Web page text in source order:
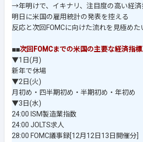
→年明けで、イキナリ、注目度の高い経済
明日に米国の雇用統計の発表を控える
反応と次回FOMCに向けた流れを見極めた
■■次回FOMCまでの米国の主要な経済指
▼1日(月)
新年で休場
▼2日(火)
月初め・四半期初め・半期初め・年初め
▼3日(水)
24:00 ISM製造業指数
24:00 JOLTS求人
28:00 FOMC議事録[12月12日13日開催分]